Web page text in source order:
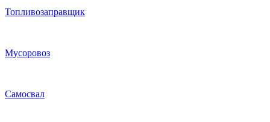
Топливозаправщик
Мусоровоз
Самосвал